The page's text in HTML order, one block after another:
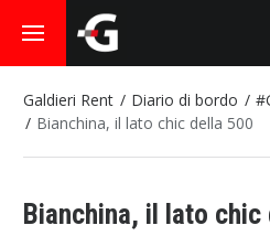
Galdieri Rent Diario di bordo
Bianchina, il lato chic della 500
Bianchina, il lato chic